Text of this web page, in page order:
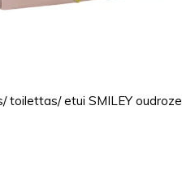
toilettas/ etui SMILEY oudroze